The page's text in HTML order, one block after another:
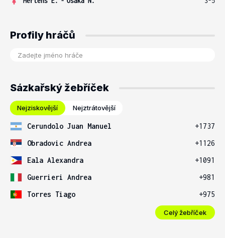
Profily hráčů
Sázkařský žebříček
Nejziskovější Nejztrátovější
Cerundolo Juan Manuel
+1737
Obradovic Andrea
+1126
Eala Alexandra
+1091
Guerrieri Andrea
+981
Torres Tiago
+975
Celý žebříček